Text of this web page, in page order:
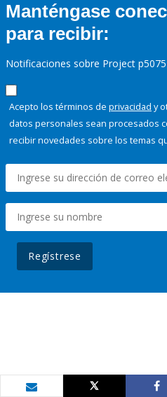
Manténgase
para recibir:
Notificaciones sobre Project
Acepto los términos de privacidad y
datos personales sean procesados
recibir novedades sobre los temas
Regístrese